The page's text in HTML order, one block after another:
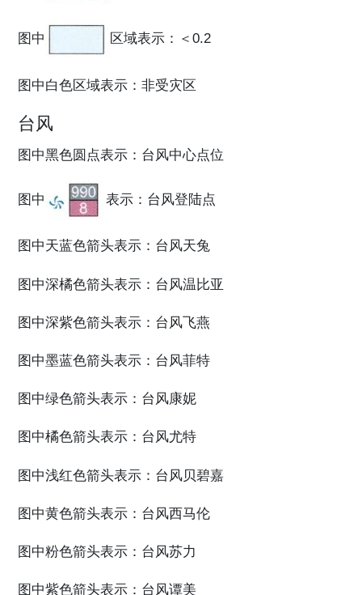
图中 区域表示：＜0.2
图中白色区域表示：非受灾区
台风
图中黑色圆点表示：台风中心点位
图中 表示：台风登陆点
图中天蓝色箭头表示：台风天兔
图中深橘色箭头表示：台风温比亚
图中深紫色箭头表示：台风飞燕
图中墨蓝色箭头表示：台风菲特
图中绿色箭头表示：台风康妮
图中橘色箭头表示：台风尤特
图中浅红色箭头表示：台风贝碧嘉
图中黄色箭头表示：台风西马伦
图中粉色箭头表示：台风苏力
图中紫色箭头表示：台风谭美